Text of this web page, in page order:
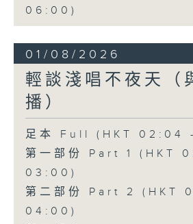
06:00)
01/08/2026
輕談淺唱不夜天（
播）
足本 Full (HKT 02:04
第一部份 Part 1 (HKT
03:00)
第二部份 Part 2 (HKT
04:00)